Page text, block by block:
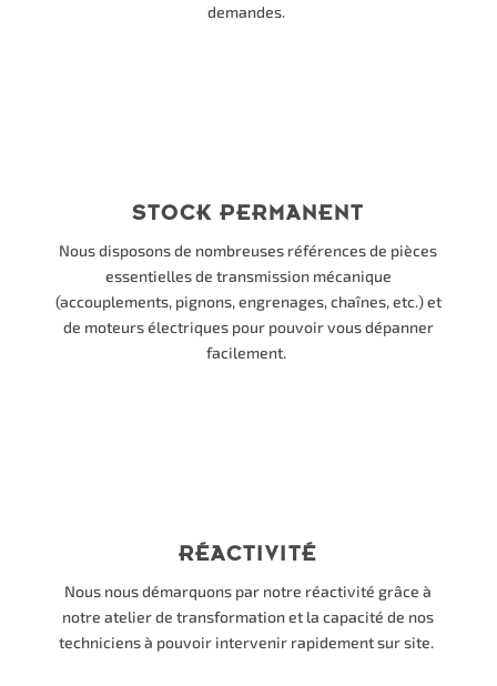
demandes.
STOCK PERMANENT
Nous disposons de nombreuses références de pièces
essentielles de transmission mécanique
(accouplements, pignons, engrenages, chaînes, etc.) et
de moteurs électriques pour pouvoir vous dépanner
facilement.
RÉACTIVITÉ
Nous nous démarquons par notre réactivité grâce à
notre atelier de transformation et la capacité de nos
techniciens à pouvoir intervenir rapidement sur site.